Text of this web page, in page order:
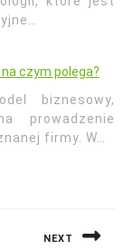
czym polega?
biznesowy,
prowadzenie
firmy. W…
NEXT